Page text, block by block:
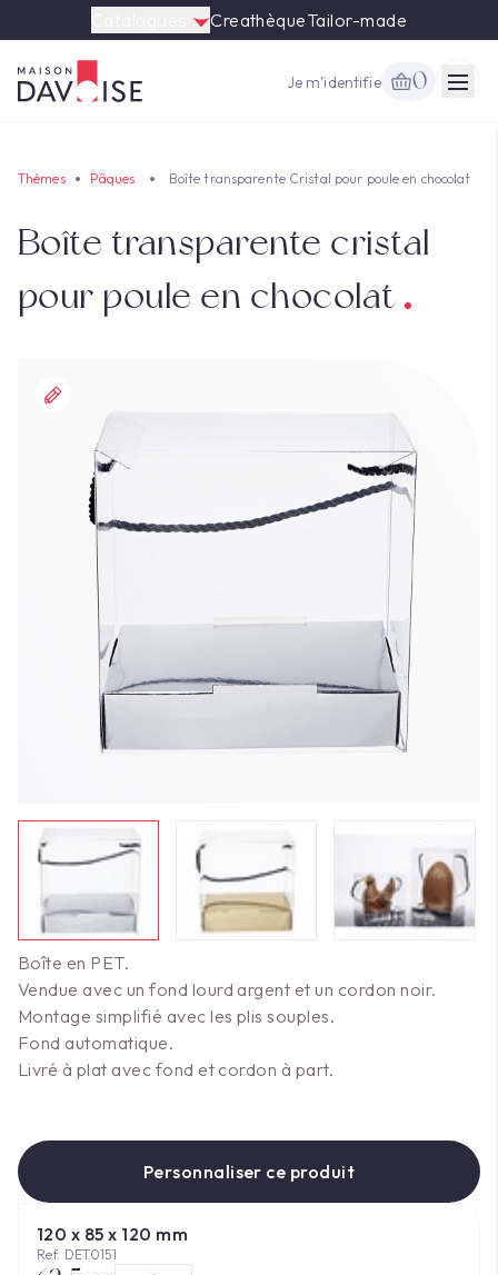
CreathèqueTailor-made
Je m’identifie 0
Thèmes Pâques Boîte transparente Cristal pour poule en chocolat
Boîte transparente cristal
pour poule en chocolat
Boîte en PET.
Vendue avec un fond lourd argent et un cordon noir.
Montage simplifié avec les plis souples.
Fond automatique.
Livré à plat avec fond et cordon à part.
Personnaliser ce produit
120 x 85 x 120 mm
Ref. DET0151